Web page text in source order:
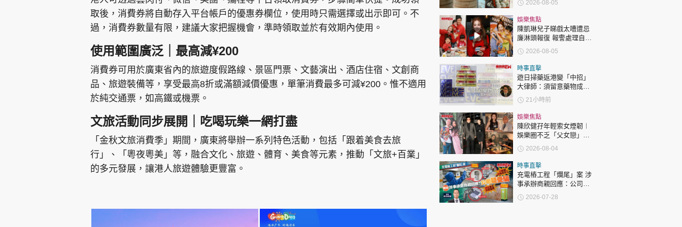
取後，消費券將自動存入平台帳戶的優惠券欄位，使用時只需選擇或出示即可。不
過，消費券數量有限，建議大家把握機會，準時領取並於有效期內使用。
使用範圍廣泛｜最高減¥200
消費券可用於廣東省內的旅遊度假路線、景區門票、文藝演出、酒店住宿、文創商
品、旅遊裝備等，享受最高8折或滿額減價優惠，單筆消費最多可減¥200。惟不適用
於純交通票，如高鐵或機票。
文旅活動同步展開｜吃喝玩樂一網打盡
「金秋文旅消費季」期間，廣東將舉辦一系列特色活動，包括「跟着美食去旅
行」、「粵夜粵美」等，融合文化、旅遊、體育、美食等元素，推動「文旅+百業」
的多元發展，讓港人旅遊體驗更豐富。
2026-08-05
娛樂焦點
陳凱琳兒子睇戲太嘈遭忌
廉淋頭報復 報警處理自責
護子不力 歐錦棠陳倩揚齊
表態「媽媽有責任」
2026-08-05
時事直擊
遊日掃藥返港變「中招」
大律師：須留意藥物成分
自用代購都唔係護身符
21小時前
娛樂焦點
陳欣健孖年輕索女煙韌︱
娛樂圈不乏「父女戀」
「爺孫戀」 年齡差距最大
達51歲 最受矚目有李龍
基謝賢
2026-08-04
時事直擊
充電樁工程「爛尾」案 涉
事承辦商親回應：公司疑
受騙
2026-07-28